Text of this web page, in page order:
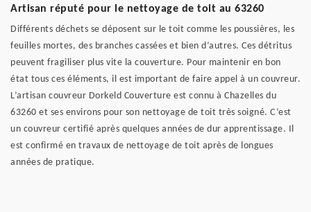
Artisan réputé pour le nettoyage de toit au 63260
Différents déchets se déposent sur le toit comme les poussières, les
feuilles mortes, des branches cassées et bien d’autres. Ces détritus
peuvent fragiliser plus vite la couverture. Pour maintenir en bon
état tous ces éléments, il est important de faire appel à un couvreur.
L’artisan couvreur Dorkeld Couverture est connu à Chazelles du
63260 et ses environs pour son nettoyage de toit très soigné. C’est
un couvreur certifié après quelques années de dur apprentissage. Il
est confirmé en travaux de nettoyage de toit après de longues
années de pratique.